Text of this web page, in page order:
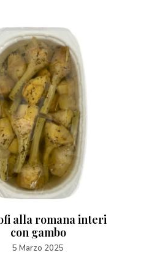
alla romana interi
con gambo
5 Marzo 2025